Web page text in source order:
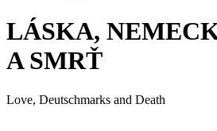
LÁSKA,
A SMRŤ
Love, Deutschmarks and Death